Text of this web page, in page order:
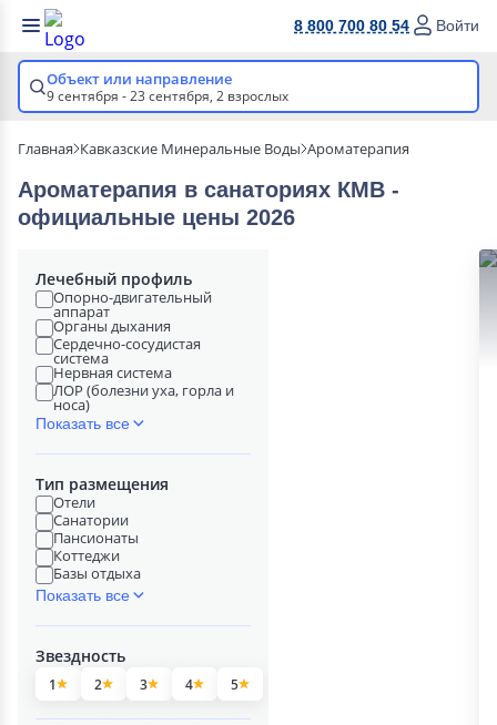
8 800 700 80 54 Войти
Объект или направление
9 сентября - 23 сентября, 2 взрослых
Главная Кавказские Минеральные Воды Ароматерапия
Ароматерапия в cанаториях КМВ -
официальные цены 2026
Лечебный профиль
Опорно-двигательный
аппарат
Органы дыхания
Сердечно-сосудистая
система
Нервная система
ЛОР (болезни уха, горла и
носа)
Показать все
Тип размещения
Отели
Санатории
Пансионаты
Коттеджи
Базы отдыха
Показать все
Звездность
1 2 3 4 5